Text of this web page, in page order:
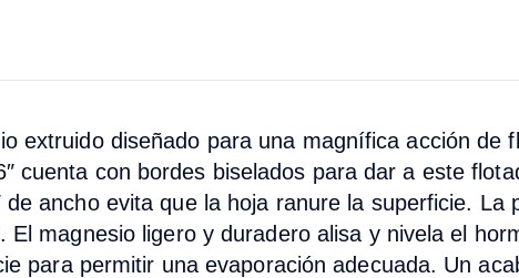
extruido diseñado para una magnífica acción de
cuenta con bordes biselados para dar a este
de ancho evita que la hoja ranure la superficie.
El magnesio ligero y duradero alisa y nivela el
para permitir una evaporación adecuada. Un